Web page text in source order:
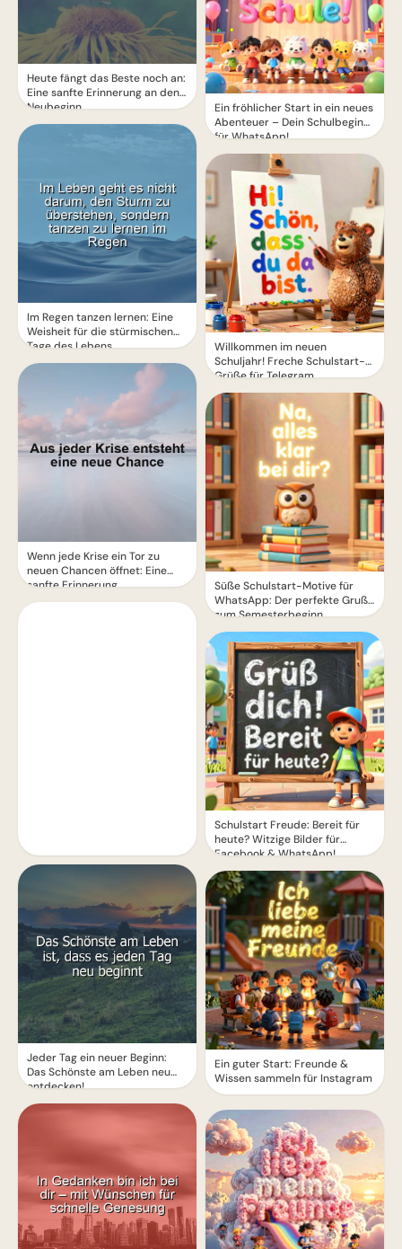
Heute fängt das Beste noch an:
Eine sanfte Erinnerung an den
Neubeginn
Im Regen tanzen lernen: Eine
Weisheit für die stürmischen
Tage des Lebens
Wenn jede Krise ein Tor zu
neuen Chancen öffnet: Eine
sanfte Erinnerung
Jeder Tag ein neuer Beginn:
Das Schönste am Leben neu
entdecken!
Ein fröhlicher Start in ein neues
Abenteuer – Dein Schulbeginn
für WhatsApp!
Willkommen im neuen
Schuljahr! Freche Schulstart-
Grüße für Telegram
Süße Schulstart-Motive für
WhatsApp: Der perfekte Gruß
zum Semesterbeginn
Schulstart Freude: Bereit für
heute? Witzige Bilder für
Facebook & WhatsApp!
Ein guter Start: Freunde &
Wissen sammeln für Instagram